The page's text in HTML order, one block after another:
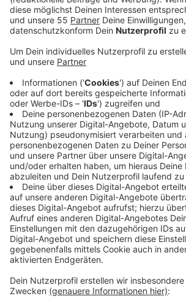
Anzeige
Die Kommunen bei uns reagieren ganz
auf die Planungen des Landes.
Niederkrüchten den Plan befürwortet,
Städte Tönisvorst und Krefeld
Veränderungsvorschläge. Für
Bezirksregierung neue Windräder in
würde aber gerne dort weniger
dafür mehr zwischen Unterweiden und
Krefeld würde gerne überhaupt
hat das Land aber keine Flächen
Regionalplans ist 1,8 Prozent der
einzelnen Gebieten für Erneuerbare
Anzeige
Die entsprechenden
dem 19. Juli 2024 bis einschließlich